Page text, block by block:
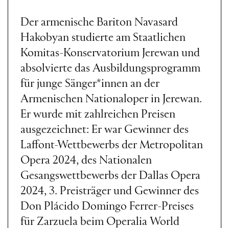
Der armenische Bariton Navasard
Hakobyan studierte am Staatlichen
Komitas-Konservatorium Jerewan und
absolvierte das Ausbildungsprogramm
für junge Sänger*innen an der
Armenischen Nationaloper in Jerewan.
Er wurde mit zahlreichen Preisen
ausgezeichnet: Er war Gewinner des
Laffont-Wettbewerbs der Metropolitan
Opera 2024, des Nationalen
Gesangswettbewerbs der Dallas Opera
2024, 3. Preisträger und Gewinner des
Don Plácido Domingo Ferrer-Preises
für Zarzuela beim Operalia World